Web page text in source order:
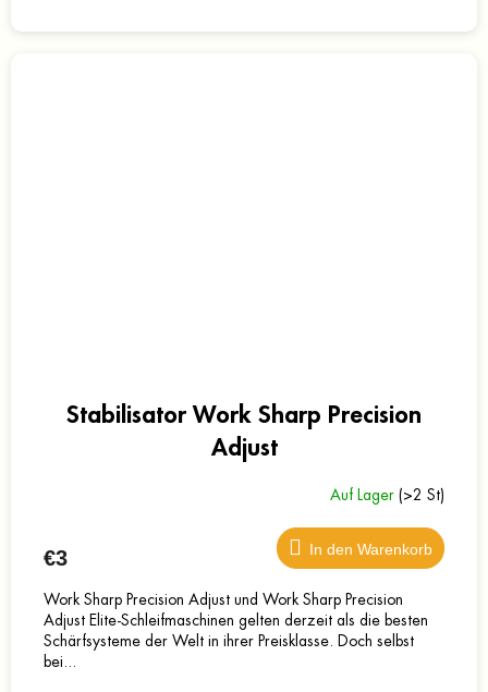
Stabilisator Work Sharp Precision
Adjust
Auf Lager (>2 St)
€3 In den Warenkorb
Work Sharp Precision Adjust und Work Sharp Precision
Adjust Elite-Schleifmaschinen gelten derzeit als die besten
Schärfsysteme der Welt in ihrer Preisklasse. Doch selbst
bei...